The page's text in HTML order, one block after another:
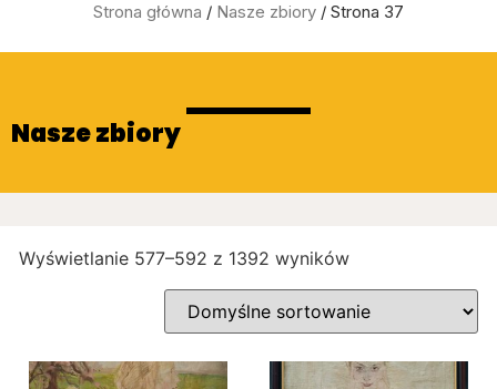
Strona główna / Nasze zbiory / Strona 37
Nasze zbiory
Wyświetlanie 577–592 z 1392 wyników